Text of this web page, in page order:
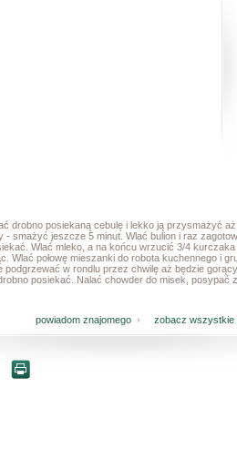
drobno posiekaną cebulę i lekko ją przysmażyć
smażyć jeszcze 5 minut. Wlać bulion i raz
Wlać mleko, a na końcu wrzucić 3/4
Wlać połowę mieszanki do robota kuchennego i
w rondlu przez chwilę aż będzie
posiekać. Nalać chowder do misek, posypać
zobacz wszystkie
powiadom znajomego